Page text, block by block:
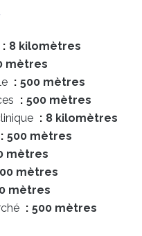
8 kilomètres
mètres
500 mètres
500 mètres
8 kilomètres
500 mètres
mètres
mètres
mètres
500 mètres